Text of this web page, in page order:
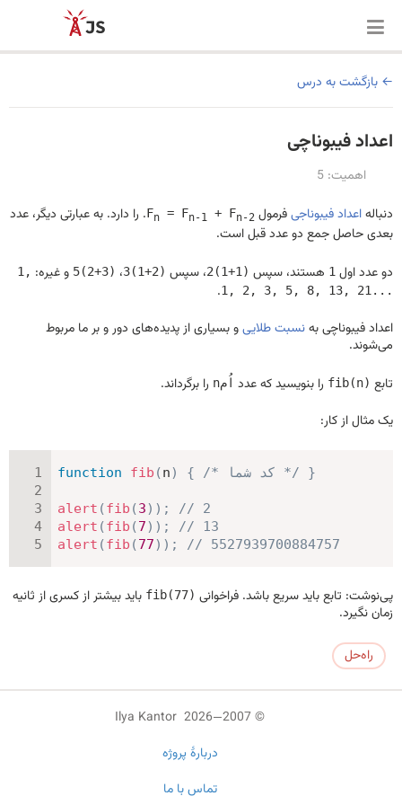
بازگشت به درس
اعداد فیبوناچی
اهمیت: 5
دنبالهاعداد فیبوناجیفرمول Fn = Fn-1 + Fn-2
. را دارد. به عبارتی دیگر، عدد
بعدی حاصل جمع دو عدد قبل است.
دو عدد اول 1 هستند، سپس 2(1+1)، سپس 3(1+2)، 5(2+3) و غیره: 1,
1, 2, 3, 5, 8, 13, 21...
.
اعداد فیبوناچی بهنسبت طلاییو بسیاری از پدیده‌های دور و بر ما مربوط
می‌شوند.
تابع fib(n) را بنویسید که عدد nاُم
را برگرداند.
یک مثال از کار:
function fib (n) { /* کد شما */ }
alert (fib (3) ) ;
// 2
alert (fib (7) ) ;
// 13
alert (fib (77) ) ; // 5527939700884757
پی‌نوشت: تابع باید سریع باشد. فراخوانی fib(77) باید بیشتر از کسری از ثانیه
زمان نگیرد.
راه‌حل
© 2007—2026 Ilya Kantor
دربارهٔ پروژه
تماس با ما